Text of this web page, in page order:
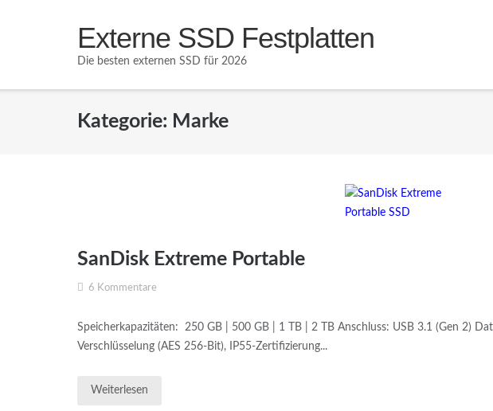
Externe SSD Festplatten
Die besten externen SSD für 2026
Kategorie: Marke
SanDisk Extreme Portable
6 Kommentare
Speicherkapazitäten: 250 GB | 500 GB | 1 TB | 2 TB Anschluss: USB 3.1 (Gen 2)
Verschlüsselung (AES 256-Bit), IP55-Zertifizierung...
Weiterlesen